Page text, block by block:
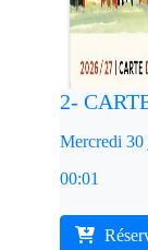
2-
Mercredi
00:01